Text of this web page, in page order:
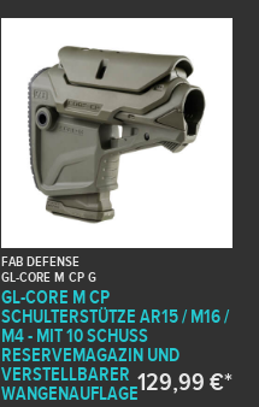
FAB DEFENSE
GL-CORE M CP G
GL-CORE M CP
SCHULTERSTÜTZE AR15 / M16 /
M4 - MIT 10 SCHUSS
RESERVEMAGAZIN UND
VERSTELLBARER
WANGENAUFLAGE129,99 €*